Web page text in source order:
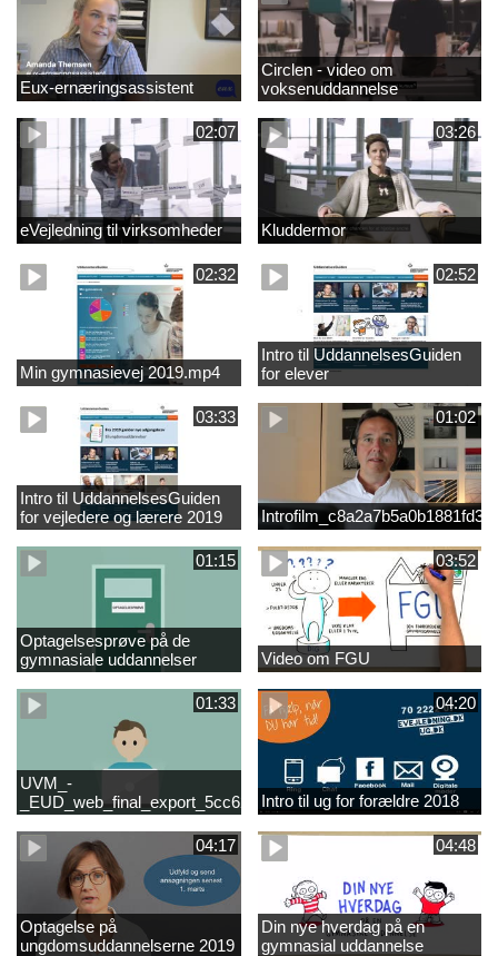
Eux-ernæringsassistent
Circlen - video om
voksenuddannelse
02:07
eVejledning til virksomheder
03:26
Kluddermor
02:32
Min gymnasievej 2019.mp4
02:52
Intro til UddannelsesGuiden
for elever
03:33
Intro til UddannelsesGuiden
for vejledere og lærere 2019
01:02
01:15
Optagelsesprøve på de
gymnasiale uddannelser
03:52
Video om FGU
01:33
UVM_-
04:20
Intro til ug for forældre 2018
04:17
Optagelse på
ungdomsuddannelserne 2019
04:48
Din nye hverdag på en
gymnasial uddannelse